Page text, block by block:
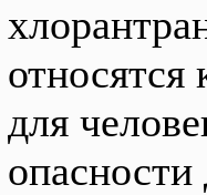
относятся
для
опасности